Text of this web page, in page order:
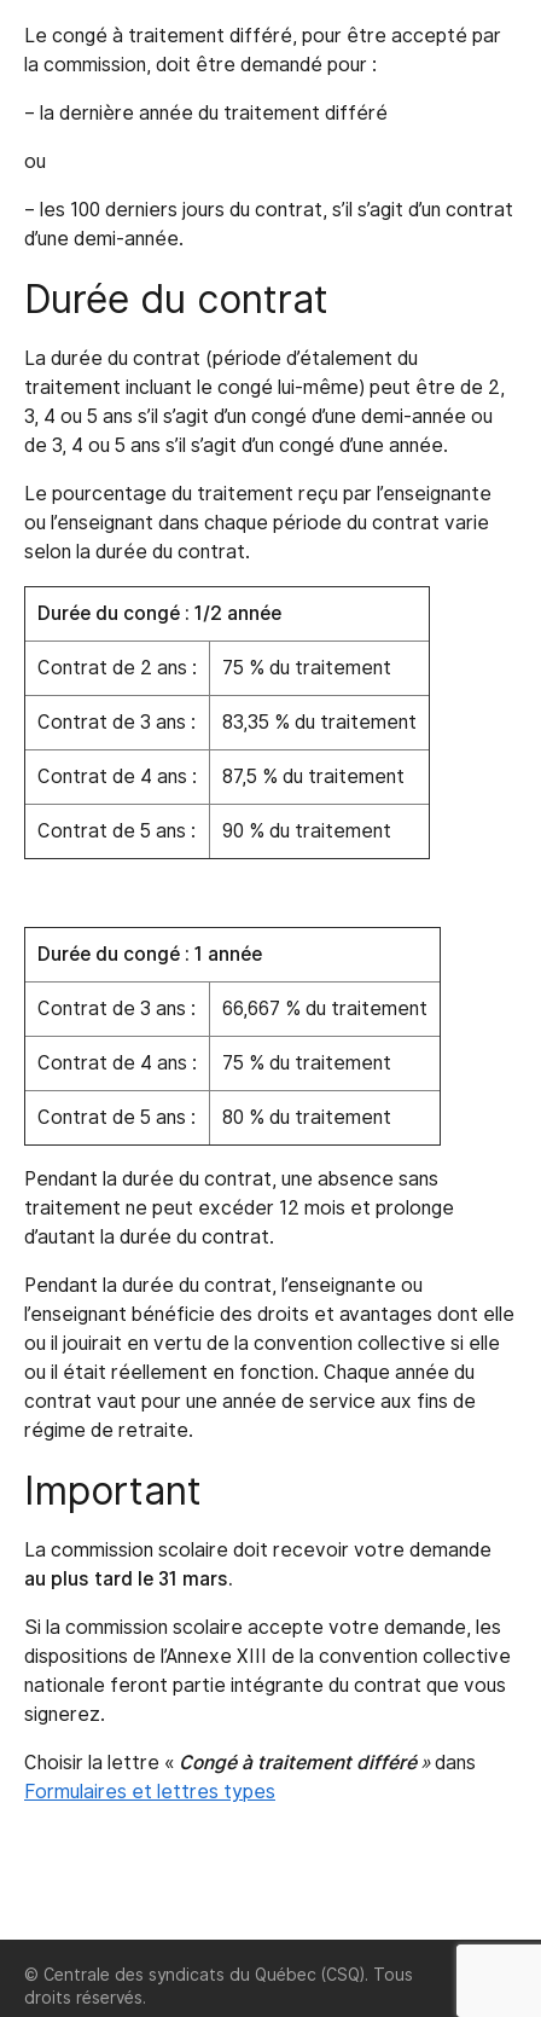
Le congé à traitement différé, pour être accepté par
la commission, doit être demandé pour :
– la dernière année du traitement différé
ou
– les 100 derniers jours du contrat, s’il s’agit d’un contrat
d’une demi-année.
Durée du contrat
La durée du contrat (période d’étalement du
traitement incluant le congé lui-même) peut être de 2,
3, 4 ou 5 ans s’il s’agit d’un congé d’une demi-année ou
de 3, 4 ou 5 ans s’il s’agit d’un congé d’une année.
Le pourcentage du traitement reçu par l’enseignante
ou l’enseignant dans chaque période du contrat varie
selon la durée du contrat.
Durée du congé : 1/2 année
Contrat de 2 ans : 75 % du traitement
Contrat de 3 ans : 83,35 % du traitement
Contrat de 4 ans : 87,5 % du traitement
Contrat de 5 ans : 90 % du traitement
Durée du congé : 1 année
Contrat de 3 ans : 66,667 % du traitement
Contrat de 4 ans : 75 % du traitement
Contrat de 5 ans : 80 % du traitement
Pendant la durée du contrat, une absence sans
traitement ne peut excéder 12 mois et prolonge
d’autant la durée du contrat.
Pendant la durée du contrat, l’enseignante ou
l’enseignant bénéficie des droits et avantages dont elle
ou il jouirait en vertu de la convention collective si elle
ou il était réellement en fonction. Chaque année du
contrat vaut pour une année de service aux fins de
régime de retraite.
Important
La commission scolaire doit recevoir votre demande
au plus tard le 31 mars.
Si la commission scolaire accepte votre demande, les
dispositions de l’Annexe XIII de la convention collective
nationale feront partie intégrante du contrat que vous
signerez.
Choisir la lettre « Congé à traitement différé»dans
Formulaires et lettres types
© Centrale des syndicats du Québec (CSQ). Tous
droits réservés.